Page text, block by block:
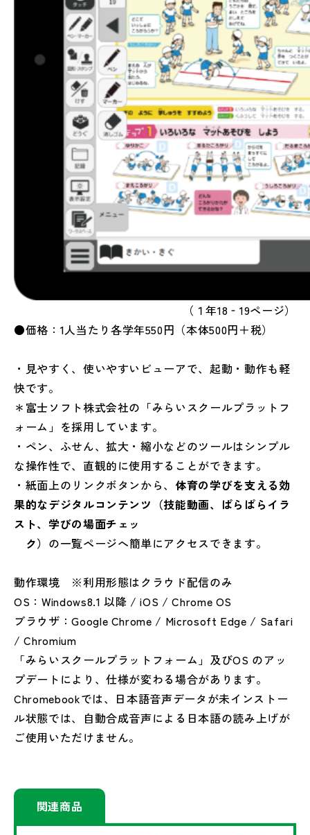
（１年18‐19ページ）
●価格： 1人当たり各学年550円（本体500円＋税）
・見やすく、使いやすいビューアで、起動・動作も軽
快です。
＊富士ソフト株式会社の「みらいスクールプラットフ
ォーム」を採用しています。
・ペン、ふせん、拡大・縮小などのツールはシンプル
な操作性で、直観的に使用することができます。
・紙面上のリンクボタンから、体育の学びを支える効
果的なデジタルコンテンツ（技能動画、ぱらぱらイラ
スト、学びの場面チェッ
ク） の一覧ページへ簡単にアクセスできます。
動作環境 ※利用形態はクラウド配信のみ
OS： Windows8.1以降 / iOS / Chrome OS
ブラウザ：Google Chrome / Microsoft Edge / Safari
/ Chromium
「みらいスクールプラットフォーム」及びOS のアッ
プデートにより、仕様が変わる場合があります。
Chromebookでは、日本語音声データが未インストー
ル状態では、自動合成音声による日本語の読み上げが
ご使用いただけません。
関連商品